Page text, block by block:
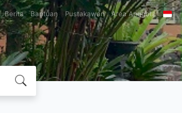
Berita Bantuan Pustakawan Area Anggota